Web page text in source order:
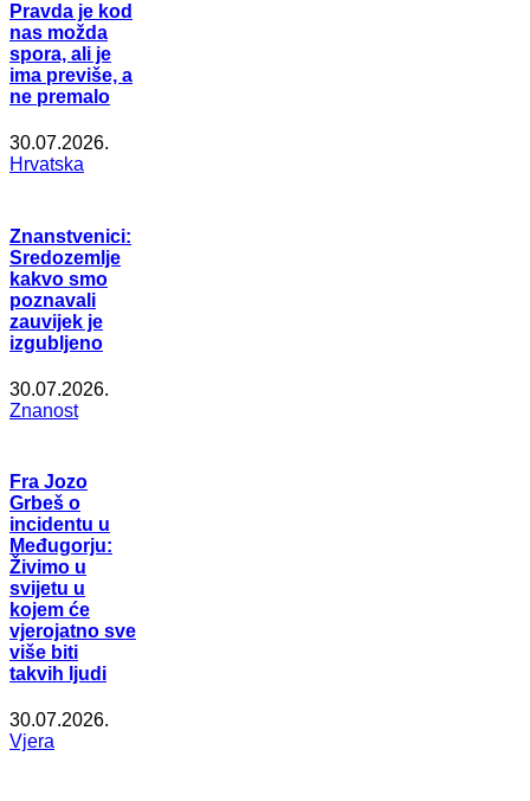
Pravda je kod
nas možda
spora, ali je
ima previše, a
ne premalo
30.07.2026.
Hrvatska
Znanstvenici:
Sredozemlje
kakvo smo
poznavali
zauvijek je
izgubljeno
30.07.2026.
Znanost
Fra Jozo
Grbeš o
incidentu u
Međugorju:
Živimo u
svijetu u
kojem će
vjerojatno sve
više biti
takvih ljudi
30.07.2026.
Vjera